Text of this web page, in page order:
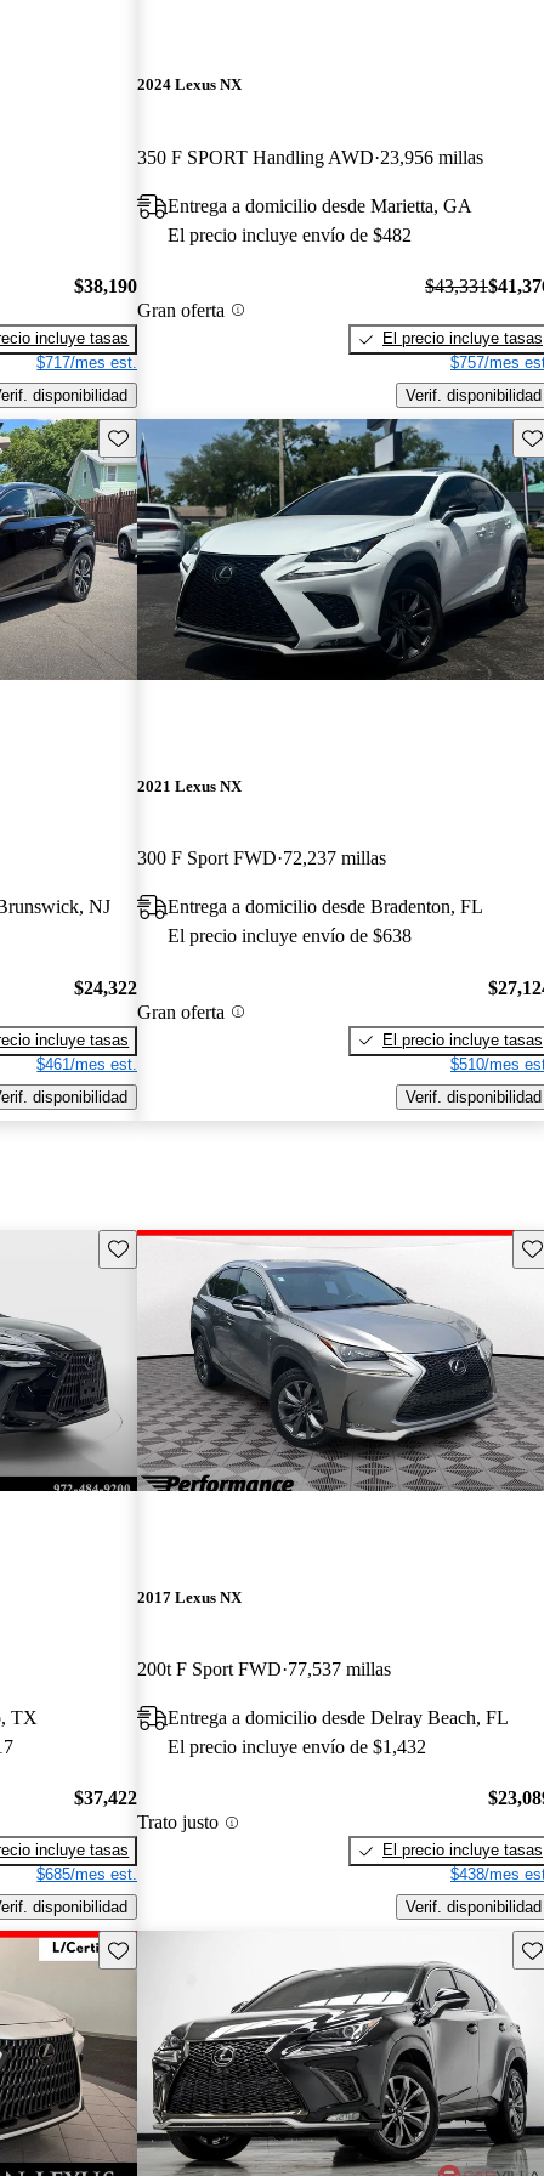
$38,190
incluye tasas
$717/mes est.
disponibilidad
2024 Lexus NX
350 F SPORT Handling AWD 23,956 millas
Entrega a domicilio desde Marietta, GA
El precio incluye envío de $482
Gran oferta
$43,331
El precio incluye tasas
$757/mes
Verif. disponibilidad
Guarda este Aviso
NJ
$24,322
incluye tasas
$461/mes est.
disponibilidad
2021 Lexus NX
300 F Sport FWD 72,237 millas
Entrega a domicilio desde Bradenton, FL
El precio incluye envío de $638
Gran oferta
El precio incluye tasas
$510/mes
Verif. disponibilidad
Guarda este Aviso
TX
$37,422
incluye tasas
$685/mes est.
disponibilidad
2017 Lexus NX
200t F Sport FWD 77,537 millas
Entrega a domicilio desde Delray Beach, FL
El precio incluye envío de $1,432
Trato justo
El precio incluye tasas
$438/mes
Verif. disponibilidad
Guarda este Aviso